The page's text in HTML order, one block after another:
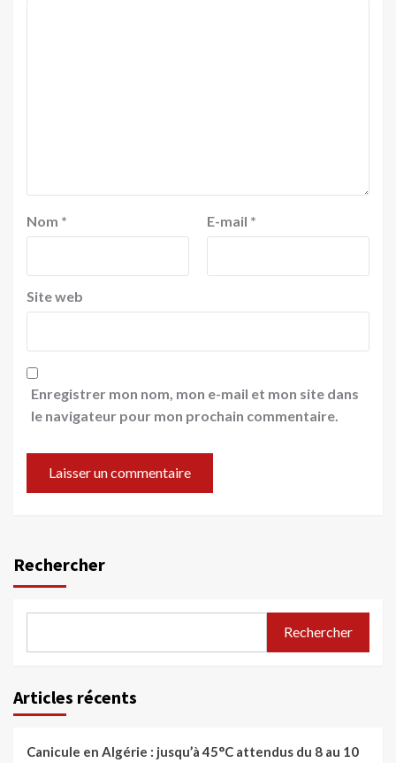
Nom * E-mail *
Site web
Enregistrer mon nom, mon e-mail et mon site dans
le navigateur pour mon prochain commentaire.
Rechercher
Rechercher
Articles récents
Canicule en Algérie : jusqu’à 45°C attendus du 8 au 10